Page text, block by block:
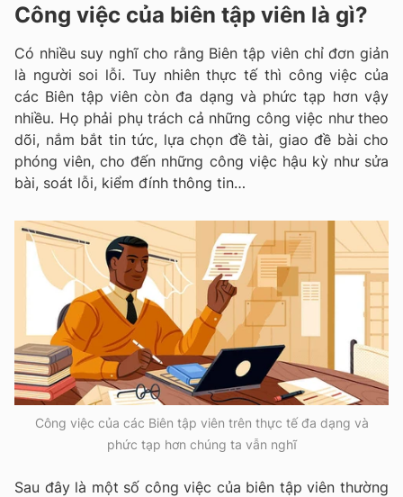
Công việc của biên tập viên là gì?
Có nhiều suy nghĩ cho rằng Biên tập viên chỉ đơn giản
là người soi lỗi. Tuy nhiên thực tế thì công việc của
các Biên tập viên còn đa dạng và phức tạp hơn vậy
nhiều. Họ phải phụ trách cả những công việc như theo
dõi, nắm bắt tin tức, lựa chọn đề tài, giao đề bài cho
phóng viên, cho đến những công việc hậu kỳ như sửa
bài, soát lỗi, kiểm đính thông tin…
Công việc của các Biên tập viên trên thực tế đa dạng và
phức tạp hơn chúng ta vẫn nghĩ
Sau đây là một số công việc của biên tập viên thường